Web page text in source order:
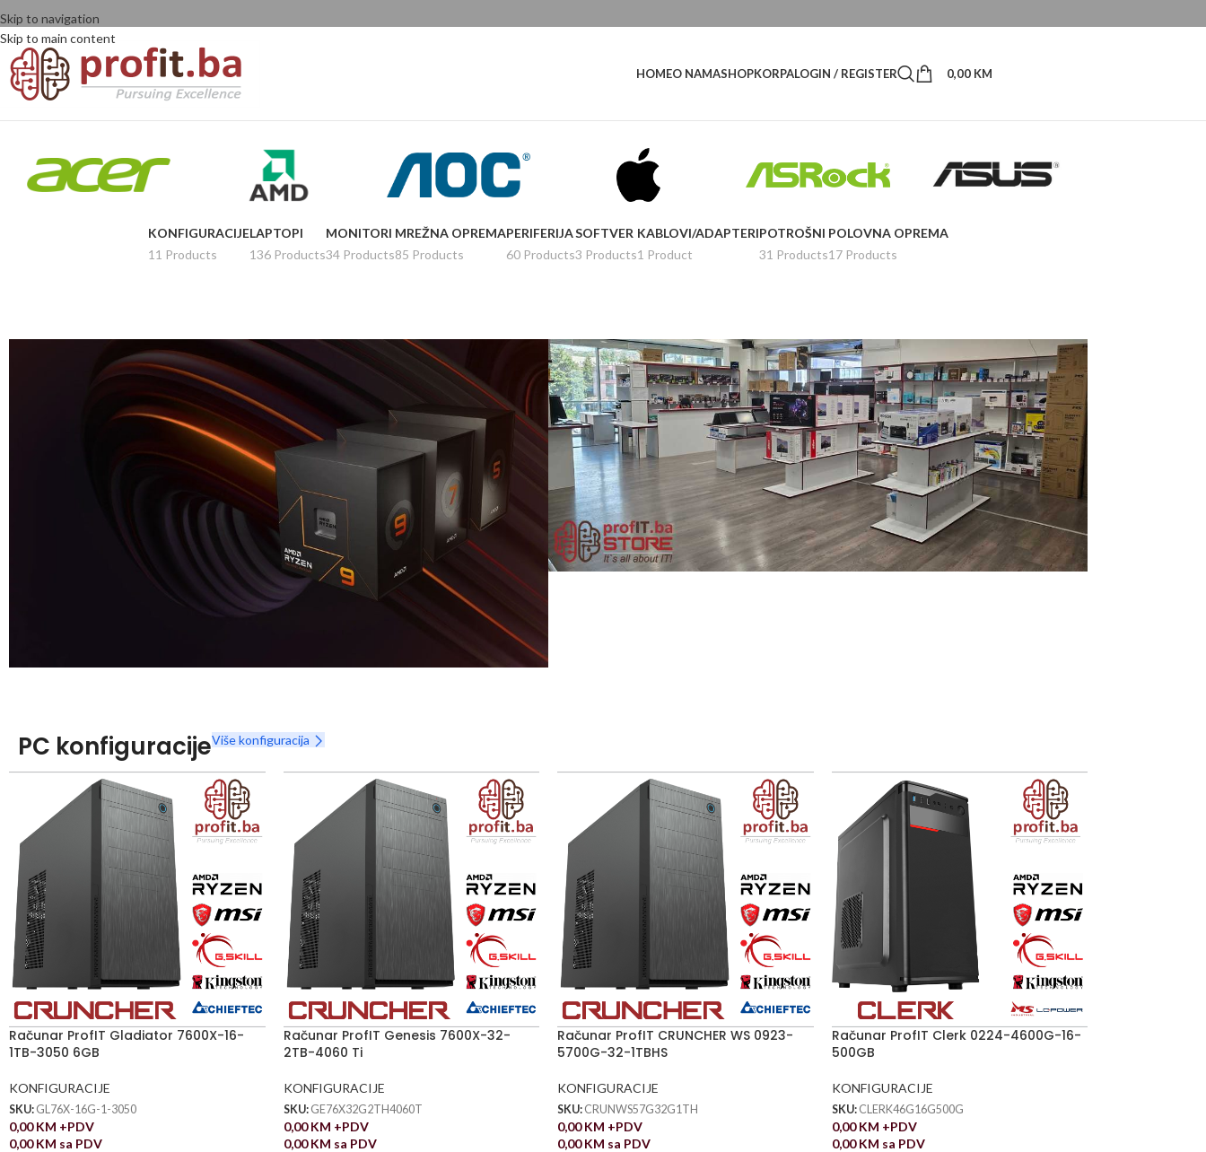
Skip to navigation
Skip to main content
HOMEO NAMASHOPKORPALOGIN / REGISTER 0,00 KM
KONFIGURACIJE
11 Products
LAPTOPI
136 Products
MONITORI
34 Products
MREŽNA OPREMA
85 Products
PERIFERIJA
60 Products
SOFTVER
3 Products
KABLOVI/ADAPTERI
1 Product
POTROŠNI
31 Products
POLOVNA OPREMA
17 Products
Nova Ryzen 7000 serija
PC konfiguracijeViše konfiguracija
Računar ProfIT Gladiator 7600X-16-
1TB-3050 6GB
KONFIGURACIJE
SKU: GL76X-16G-1-3050
0,00KM +PDV
0,00KM sa PDV
Računar ProfIT Genesis 7600X-32-
2TB-4060 Ti
KONFIGURACIJE
SKU: GE76X32G2TH4060T
0,00KM +PDV
0,00KM sa PDV
Računar ProfIT CRUNCHER WS 0923-
5700G-32-1TBHS
KONFIGURACIJE
SKU: CRUNWS57G32G1TH
0,00KM +PDV
0,00KM sa PDV
Računar ProfIT Clerk 0224-4600G-16-
500GB
KONFIGURACIJE
SKU: CLERK46G16G500G
0,00KM +PDV
0,00KM sa PDV